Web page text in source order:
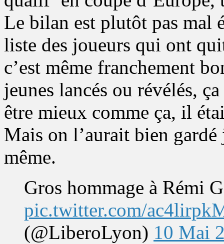
Le bilan est plutôt pas mal
liste des joueurs qui ont
c’est même franchement
jeunes lancés ou révélés,
être mieux comme ça, il
Mais on l’aurait bien gardé
même.
Gros hommage à Rémi
pic.twitter.com/
(@LiberoLyon) 10 Mai